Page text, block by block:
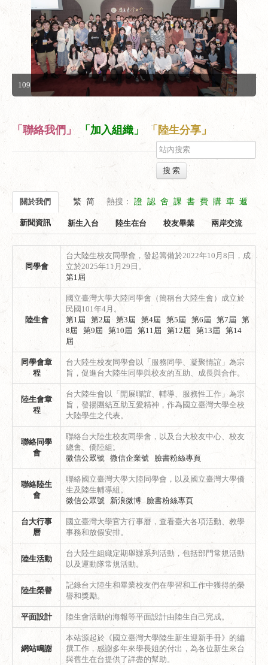
109
「聯絡我們」 「加入組織」 「陸生分享」
搜 索
熱搜： 證 認 舍 課 書 費 購 車 遞
繁 简
關於我們
新聞資訊 新生入台 陸生在台 校友畢業 兩岸交流
同學會
台大陸生校友同學會，發起籌備於2022年10月8日，成
立於2025年11月29日。
第1屆
陸生會
國立臺灣大學大陸同學會（簡稱台大陸生會）成立於
民國101年4月。
第1屆
第2屆 第3屆 第4屆 第5屆 第6屆 第7屆
第
8屆
第9屆 第10屆 第11屆 第12屆 第13屆
第14
屆
同學會章
程
台大陸生校友同學會以「服務同學、凝聚情誼」為宗
旨，促進台大陸生同學與校友的互助、成長與合作。
陸生會章
程
台大陸生會以「開展聯誼、輔導、服務性工作」為宗
旨，發揚團結互助互愛精神，作為國立臺灣大學全校
大陸學生之代表。
聯絡同學
會
聯絡台大陸生校友同學會，以及台大校友中心、校友
總會、僑陸組。
微信公眾號 微信企業號 臉書粉絲專頁
聯絡陸生
會
聯絡國立臺灣大學大陸同學會，以及國立臺灣大學僑
生及陸生輔導組。
微信公眾號 新浪微博 臉書粉絲專頁
台大行事
曆
國立臺灣大學官方行事曆，查看臺大各項活動、教學
事務和放假安排。
陸生活動
台大陸生組織定期舉辦系列活動，包括部門常規活動
以及運動隊常規活動。
陸生榮譽
記錄台大陸生和畢業校友們在學習和工作中獲得的榮
譽和獎勵。
平面設計 陸生會活動的海報等平面設計由陸生自己完成。
網站鳴謝
本站源起於《國立臺灣大學陸生新生迎新手冊》的編
撰工作，感謝多年來學長姐的付出，為各位新生來台
與舊生在台提供了詳盡的幫助。